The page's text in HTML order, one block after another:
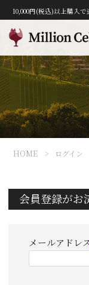
10,000円(税込)以上購入
HOME ログイン
会員登録がお
メールアドレ